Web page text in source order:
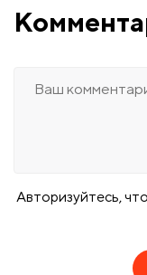
Авторизуйтесь,